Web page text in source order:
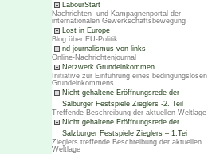
LabourStart
Nachrichten- und Kampagnenportal der
internationalen Gewerkschaftsbewegung
Lost in Europe
Blog über EU-Politik
nd journalismus von links
Online-Nachrichtenjournal
Netzwerk Grundeinkommen
Initiative zur Einführung eines bedingungslosen
Grundeinkommens
Nicht gehaltene Eröffnungsrede der
Salburger Festspiele Zieglers -2. Teil
Treffende Beschreibung der aktuellen Weltlage
Nicht gehaltene Eröffnungsrede der
Salzburger Festspiele Zieglers – 1.Tei
Zieglers treffende Beschreibung der aktuellen
Weltlage